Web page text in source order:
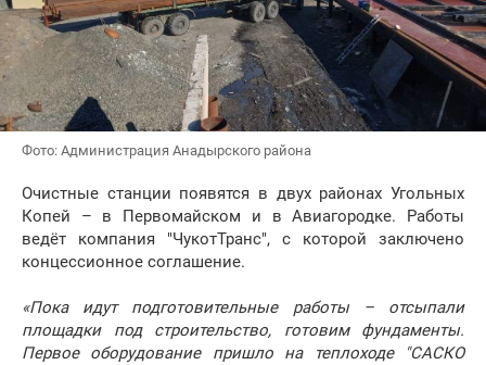
Фото: Администрация Анадырского района
Очистные станции появятся в двух районах Угольных
Копей – в Первомайском и в Авиагородке. Работы
ведёт компания "ЧукотТранс", с которой заключено
концессионное соглашение.
«Пока идут подготовительные работы – отсыпали
площадки под строительство, готовим фундаменты.
Первое оборудование пришло на теплоходе "САСКО